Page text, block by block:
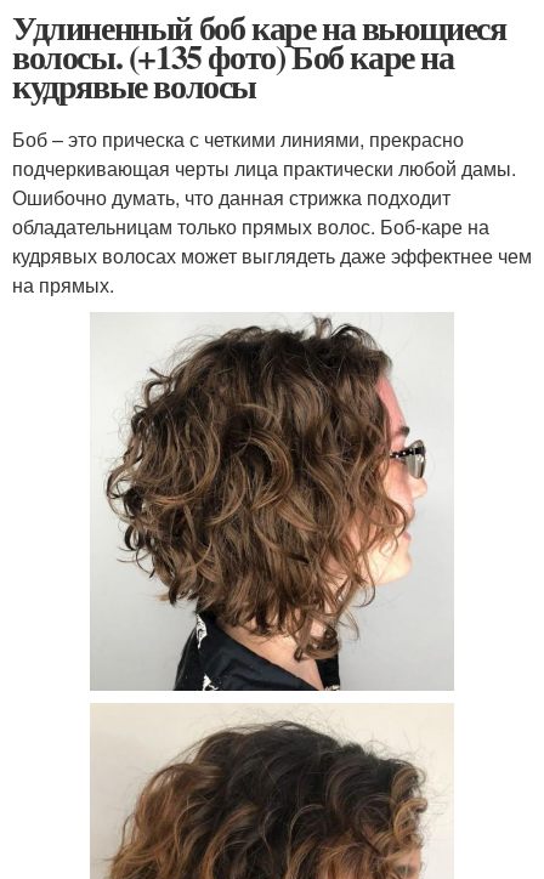
Удлиненный боб каре на вьющиеся
волосы. (+135 фото) Боб каре на
кудрявые волосы
Боб – это прическа с четкими линиями, прекрасно
подчеркивающая черты лица практически любой дамы.
Ошибочно думать, что данная стрижка подходит
обладательницам только прямых волос. Боб-каре на
кудрявых волосах может выглядеть даже эффектнее чем
на прямых.